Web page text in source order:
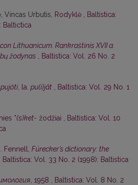
Vincas Urbutis, Rodyklė
Baltistica:
Baltictica
Lithuanicum. Rankraštinis XVII a.
žodynas
Baltistica: Vol. 26 No. 2
pujóti , la. pu(i)jât
Baltistica: Vol. 29 No. 1
*(s)ket- žodžiai
Baltistica: Vol. 10
Fennell, Fürecker’s dictionary: the
Baltistica: Vol. 33 No. 2 (1998): Baltistica
, 1958
Baltistica: Vol. 8 No. 2